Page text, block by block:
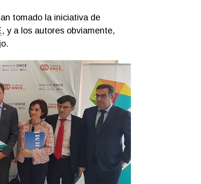
tomado la iniciativa de
, y a los autores obviamente,